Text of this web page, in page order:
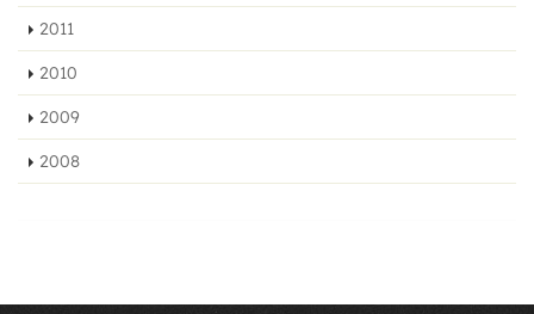
2011
2010
2009
2008